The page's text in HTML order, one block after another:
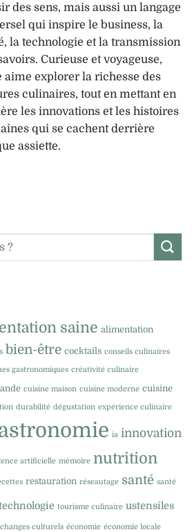
des sens, mais aussi un langage
qui inspire le business, la
la technologie et la transmission
Curieuse et voyageuse,
aime explorer la richesse des
culinaires, tout en mettant en
les innovations et les histoires
qui se cachent derrière
assiette.
saine alimentation
bien-être cocktails conseils culinaires
gastronomiques créativité culinaire
cuisine maison cuisine moderne cuisine
durabilité dégustation expérience culinaire
ia innovation
artificielle mémoire nutrition
restauration réseautage santé santé
tourisme culinaire ustensiles
culturels économie économie locale